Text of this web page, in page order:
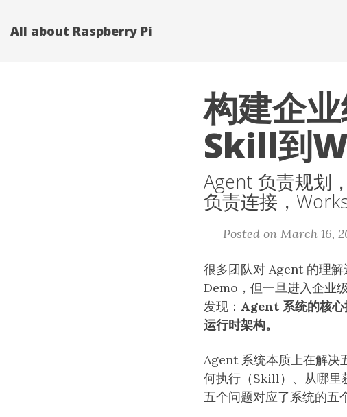
All about Raspberry Pi
构建企
Skill到
Agent 负责规划
负责连接，
Posted on March 16,
很多团队对 Agent 的理
Demo，但一旦进入企业
发现： Agent 系统的核心
运行时架构。
Agent 系统本质上在解决
何执行（Skill）、从哪里
五个问题对应了系统的五